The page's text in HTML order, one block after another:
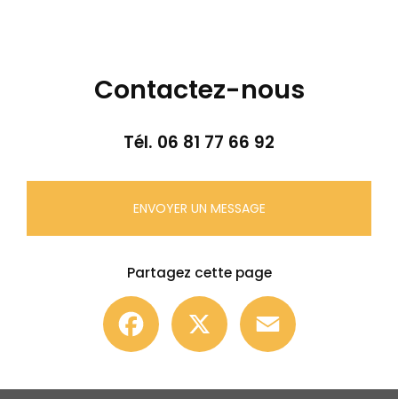
Contactez-nous
Tél. 06 81 77 66 92
ENVOYER UN MESSAGE
Partagez cette page
Facebook